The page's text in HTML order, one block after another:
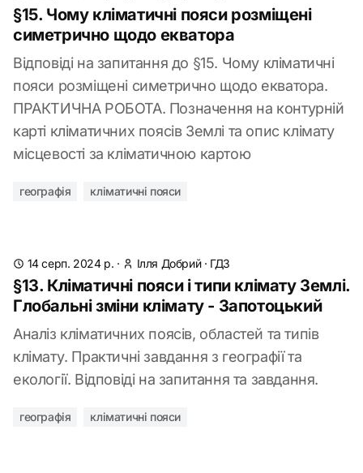
§15. Чому кліматичні пояси розміщені
симетрично щодо екватора
Відповіді на запитання до §15. Чому кліматичні
пояси розміщені симетрично щодо екватора.
ПРАКТИЧНА РОБОТА. Позначення на контурній
карті кліматичних поясів Землі та опис клімату
місцевості за кліматичною картою
географія кліматичні пояси
14 серп. 2024 р. · Ілля Добрий· ГДЗ
§13. Кліматичні пояси і типи клімату Землі.
Глобальні зміни клімату - Запотоцький
Аналіз кліматичних поясів, областей та типів
клімату. Практичні завдання з географії та
екології. Відповіді на запитання та завдання.
географія кліматичні пояси